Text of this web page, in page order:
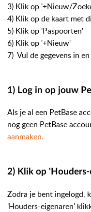
3) Klik op '+Nieuw/
4) Klik op de kaart met
5) Klik op 'Paspoorten'
6) Klik op '+Nieuw'
7) Vul de gegevens in
1) Log in op jouw
Als je al een PetBase
nog geen PetBase
aanmaken.
2) Klik op 'Houders-
Zodra je bent ingelogd,
'Houders-eigenaren'